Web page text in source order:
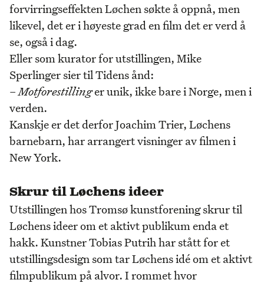
forvirringseffekten Løchen søkte å oppnå, men
likevel, det er i høyeste grad en film det er verd å
se, også i dag.
Eller som kurator for utstillingen, Mike
Sperlinger sier til Tidens ånd:
– Motforestillinger unik, ikke bare i Norge, men i
verden.
Kanskje er det derfor Joachim Trier, Løchens
barnebarn, har arrangert visninger av filmen i
New York.
Skrur til Løchens ideer
Utstillingen hos Tromsø kunstforening skrur til
Løchens ideer om et aktivt publikum enda et
hakk. Kunstner Tobias Putrih har stått for et
utstillingsdesign som tar Løchens idé om et aktivt
filmpublikum på alvor. I rommet hvor